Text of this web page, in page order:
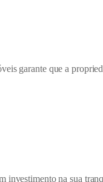
garante que a
investimento na sua